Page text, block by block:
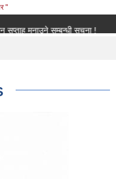
"
मनाउने सम्बन्धी सूचना !